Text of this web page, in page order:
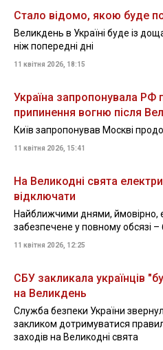
Стало відомо, якою буде
Великдень в Україні буде із
ніж попередні дні
11 квітня 2026, 18:15
Україна запропонувала
припинення вогню після
Київ запропонував Москві
11 квітня 2026, 15:41
На Великодні свята
відключати
Найближчими днями, ймовірно,
забезпечене у повному обсязі –
11 квітня 2026, 12:25
СБУ закликала українців
на Великдень
Служба безпеки України
закликом дотримуватися
заходів на Великодні свята